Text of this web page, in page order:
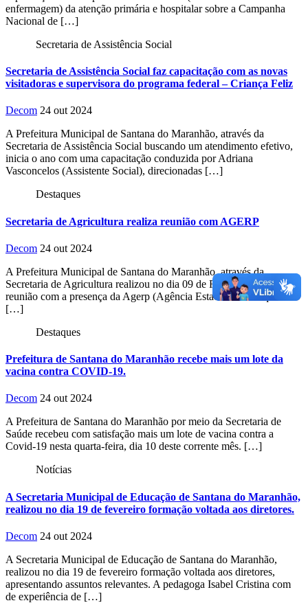
enfermagem) da atenção primária e hospitalar sobre a Campanha
Nacional de […]
Secretaria de Assistência Social
Secretaria de Assistência Social faz capacitação com as novas
visitadoras e supervisora do programa federal – Criança Feliz
Decom 24 out 2024
A Prefeitura Municipal de Santana do Maranhão, através da
Secretaria de Assistência Social buscando um atendimento efetivo,
inicia o ano com uma capacitação conduzida por Adriana
Vasconcelos (Assistente Social), direcionadas […]
Destaques
Secretaria de Agricultura realiza reunião com AGERP
Decom 24 out 2024
A Prefeitura Municipal de Santana do Maranhão, através da
Secretaria de Agricultura realizou no dia 09 de Fevereiro uma
reunião com a presença da Agerp (Agência Estadual de Pesquisa e
[…]
Destaques
Prefeitura de Santana do Maranhão recebe mais um lote da
vacina contra COVID-19.
Decom 24 out 2024
A Prefeitura de Santana do Maranhão por meio da Secretaria de
Saúde recebeu com satisfação mais um lote de vacina contra a
Covid-19 nesta quarta-feira, dia 10 deste corrente mês. […]
Notícias
A Secretaria Municipal de Educação de Santana do Maranhão,
realizou no dia 19 de fevereiro formação voltada aos diretores.
Decom 24 out 2024
A Secretaria Municipal de Educação de Santana do Maranhão,
realizou no dia 19 de fevereiro formação voltada aos diretores,
apresentando assuntos relevantes. A pedagoga Isabel Cristina com
de experiência de […]